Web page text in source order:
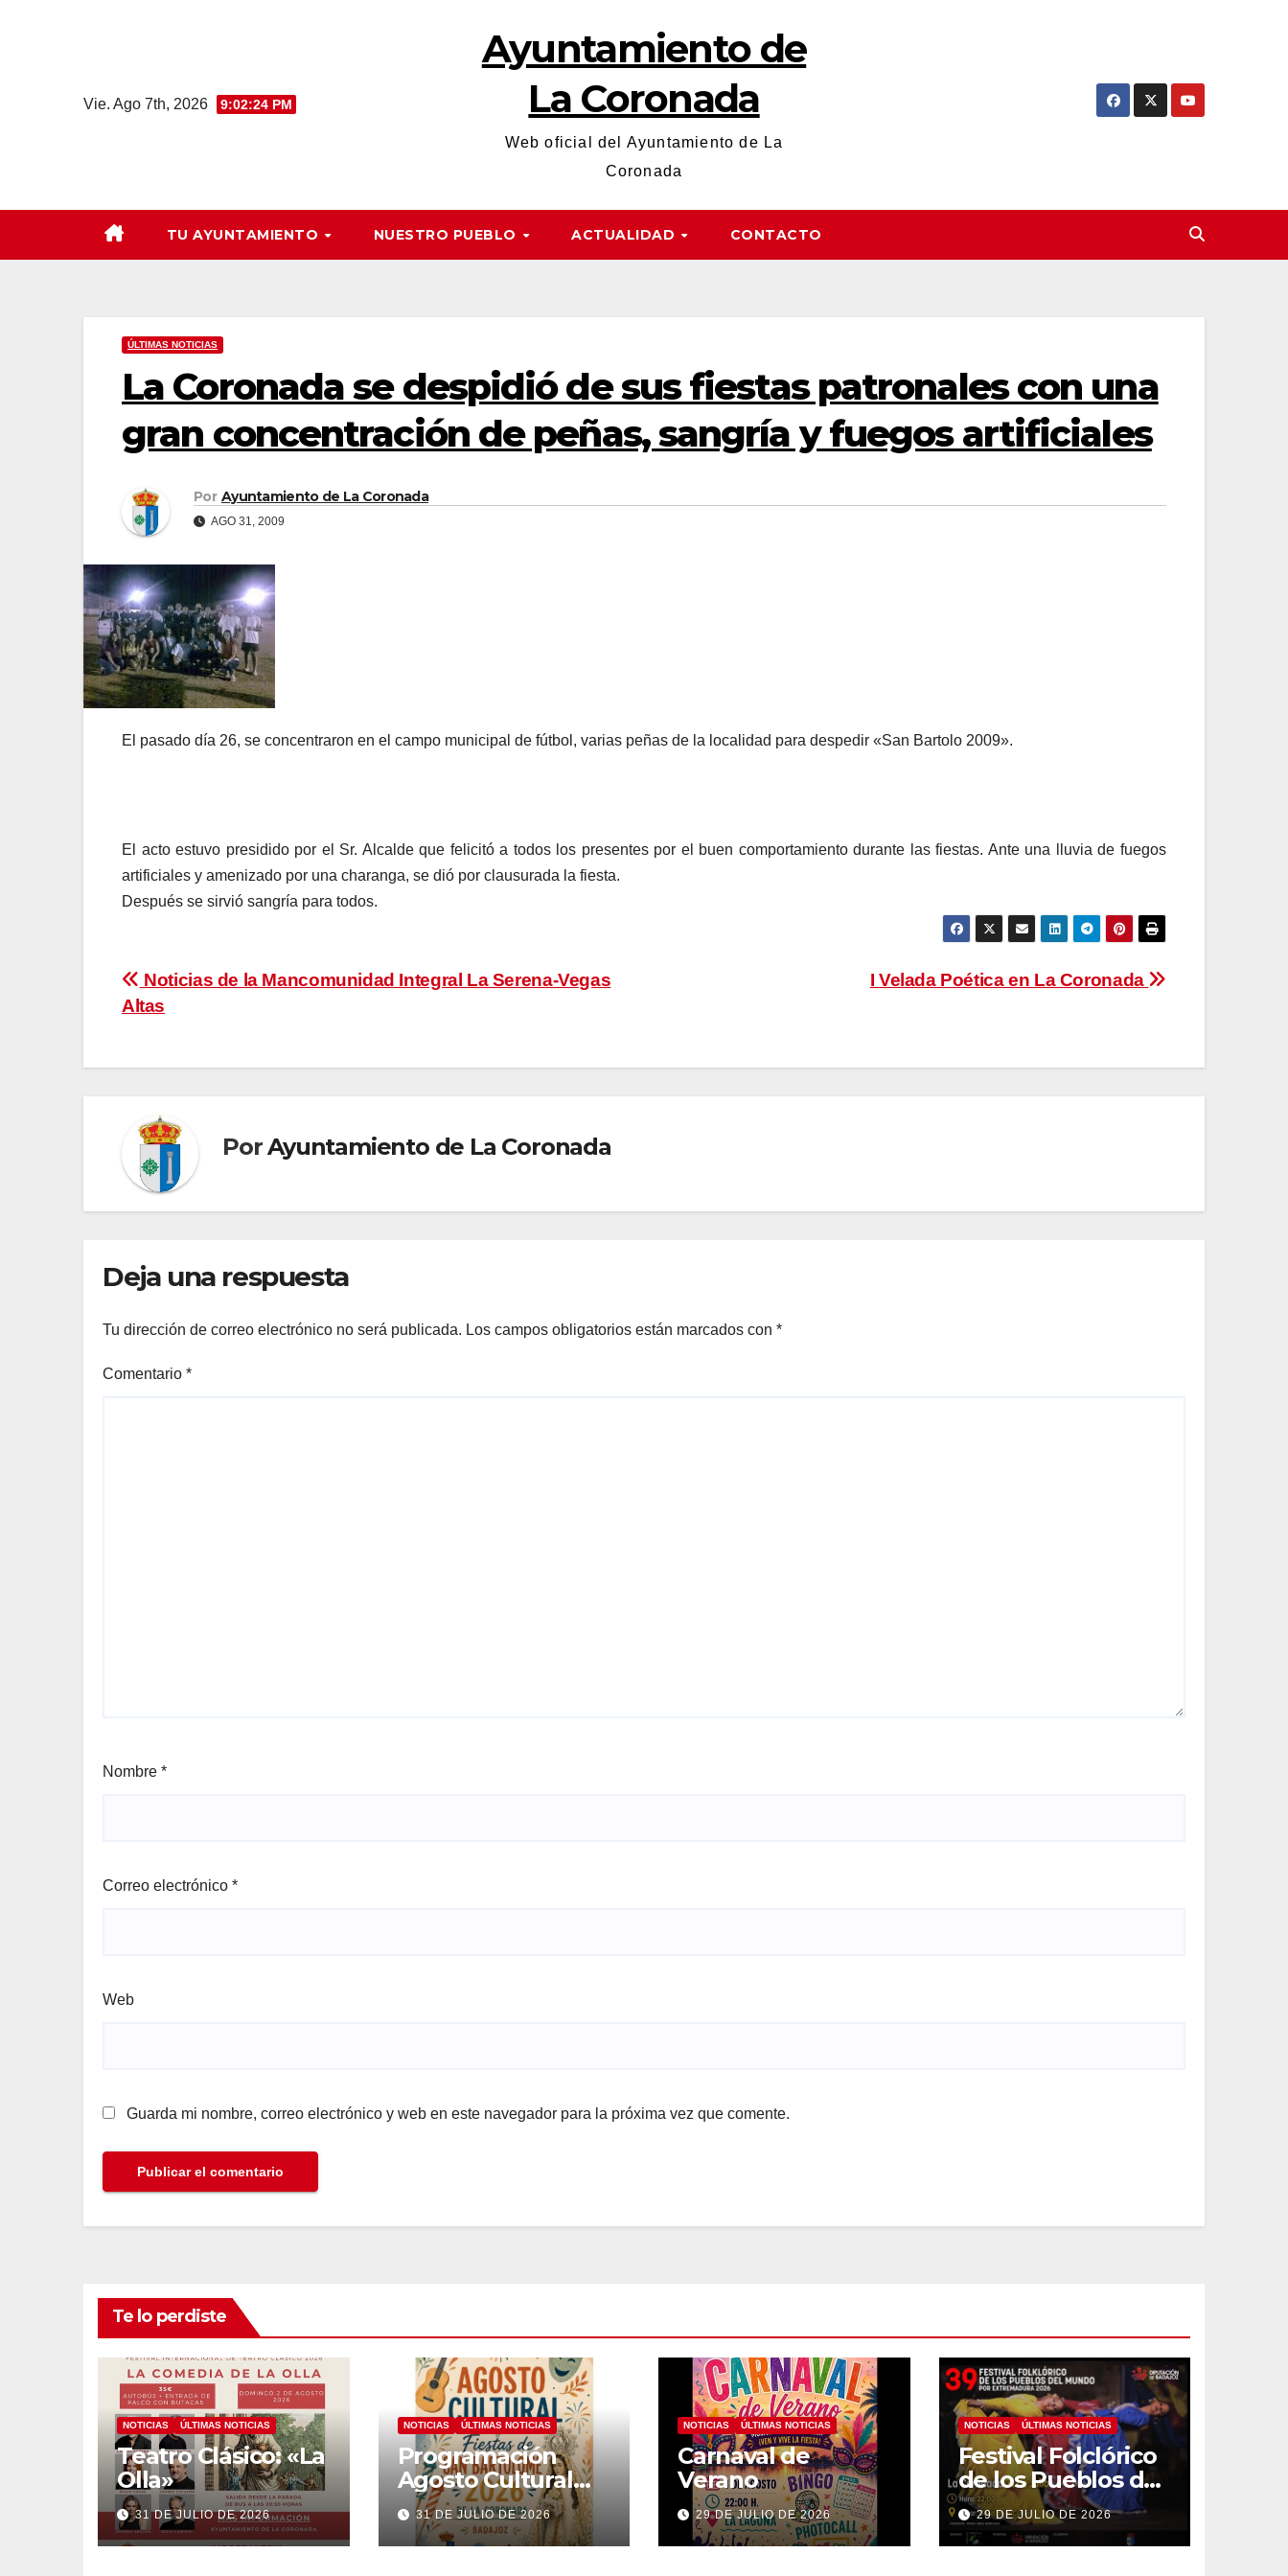
Vie. Ago 7th, 2026 9:02:25 PM
Ayuntamiento de
La Coronada
Web oficial del Ayuntamiento de La
Coronada
TU AYUNTAMIENTO NUESTRO PUEBLO ACTUALIDAD CONTACTO
ÚLTIMAS NOTICIAS
La Coronada se despidió de sus fiestas patronales con una
gran concentración de peñas, sangría y fuegos artificiales
Por Ayuntamiento de La Coronada
AGO 31, 2009
El pasado día 26, se concentraron en el campo municipal de fútbol, varias peñas de la localidad para despedir «San Bartolo 2009».
El acto estuvo presidido por el Sr. Alcalde que felicitó a todos los presentes por el buen comportamiento durante las fiestas. Ante una lluvia de fuegos
artificiales y amenizado por una charanga, se dió por clausurada la fiesta.
Después se sirvió sangría para todos.
Navegación
de
entradas
I Velada Poética en La Coronada
Noticias de la Mancomunidad Integral La Serena-Vegas
Altas
PorAyuntamiento de La Coronada
Deja una respuesta
Tu dirección de correo electrónico no será publicada. Los campos obligatorios están marcados con *
Comentario *
Nombre *
Correo electrónico *
Web
Guarda mi nombre, correo electrónico y web en este navegador para la próxima vez que comente.
Te lo perdiste
NOTICIAS ÚLTIMAS NOTICIAS
Teatro Clásico: «La
Olla»
31 DE JULIO DE 2026
NOTICIAS ÚLTIMAS NOTICIAS
Programación
Agosto Cultural
2026
31 DE JULIO DE 2026
NOTICIAS ÚLTIMAS NOTICIAS
Carnaval de
Verano
29 DE JULIO DE 2026
NOTICIAS ÚLTIMAS NOTICIAS
Festival Folclórico
de los Pueblos del
Mundo
29 DE JULIO DE 2026